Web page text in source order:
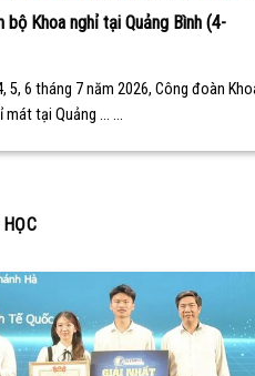
bộ Khoa nghỉ tại Quảng Bình (4-
5, 6 tháng 7 năm 2026, Công đoàn
tại Quảng ... ...